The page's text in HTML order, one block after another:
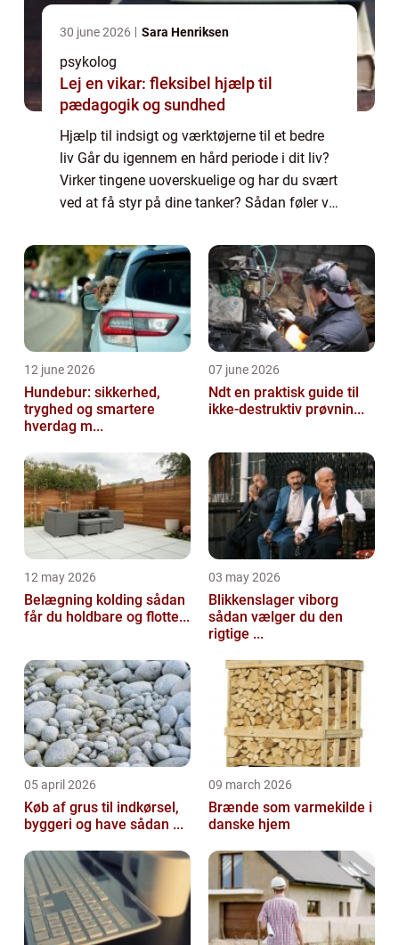
30 june 2026 Sara Henriksen
psykolog
Lej en vikar: fleksibel hjælp til
pædagogik og sundhed
Hjælp til indsigt og værktøjerne til et bedre
liv Går du igennem en hård periode i dit liv?
Virker tingene uoverskuelige og har du svært
ved at få styr på dine tanker? Sådan føler vi
sådanne tider kan det...
12 june 2026
Hundebur: sikkerhed,
tryghed og smartere
hverdag m...
07 june 2026
Ndt en praktisk guide til
ikke-destruktiv prøvnin...
12 may 2026
Belægning kolding sådan
får du holdbare og flotte...
03 may 2026
Blikkenslager viborg
sådan vælger du den
rigtige ...
05 april 2026
Køb af grus til indkørsel,
byggeri og have sådan ...
09 march 2026
Brænde som varmekilde i
danske hjem